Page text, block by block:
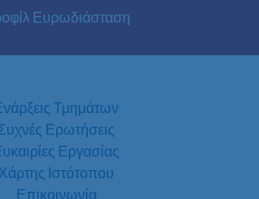
Ευρωδιάσταση
Τμημάτων
Ερωτήσεις
Εργασίας
Χάρτης Ιστότοπου
Επικοινωνία